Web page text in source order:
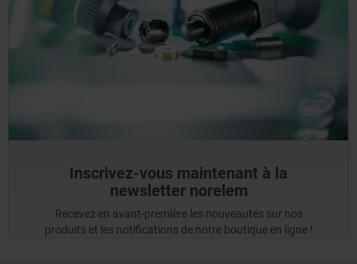
Inscrivez-vous maintenant à la
newsletter norelem
Recevez en avant-première les nouveautés sur nos
produits et les notifications de notre boutique en ligne !